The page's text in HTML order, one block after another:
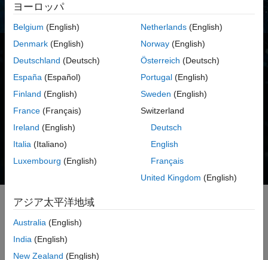
MATLAB および Python 入門
MATLAB を Python とともに使用する
MATLAB の使用 (Python ユーザー向け)
MATLAB および Python 入門
プログラミング言語を一つに絞る必要はありません。併用すること
で、2 つの言語のメリットを活用できます。
ヨーロッパ
Belgium (English)
Denmark (English)
Deutschland (Deutsch)
España (Español)
Finland (English)
France (Français)
Ireland (English)
Italia (Italiano)
Luxembourg (English)
Netherlands(English)
Norway(English)
Österreich (Deutsch)
Portugal(English)
Sweden (English)
Switzerland
Deutsch
English
Français
United Kingdom (English)
アジア太平洋地域
Australia (English)
India (English)
New Zealand (English)